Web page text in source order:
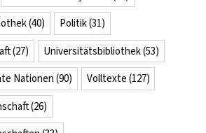
(40) Politik(31)
(27) Universitätsbibliothek(53)
Nationen (90) Volltexte (127)
(26)